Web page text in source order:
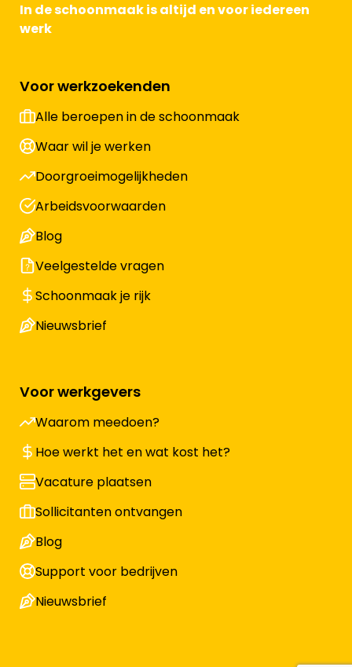
In de schoonmaak is altijd en voor iedereen
werk
Voor werkzoekenden
Alle beroepen in de schoonmaak
Waar wil je werken
Doorgroeimogelijkheden
Arbeidsvoorwaarden
Blog
Veelgestelde vragen
Schoonmaak je rijk
Nieuwsbrief
Voor werkgevers
Waarom meedoen?
Hoe werkt het en wat kost het?
Vacature plaatsen
Sollicitanten ontvangen
Blog
Support voor bedrijven
Nieuwsbrief